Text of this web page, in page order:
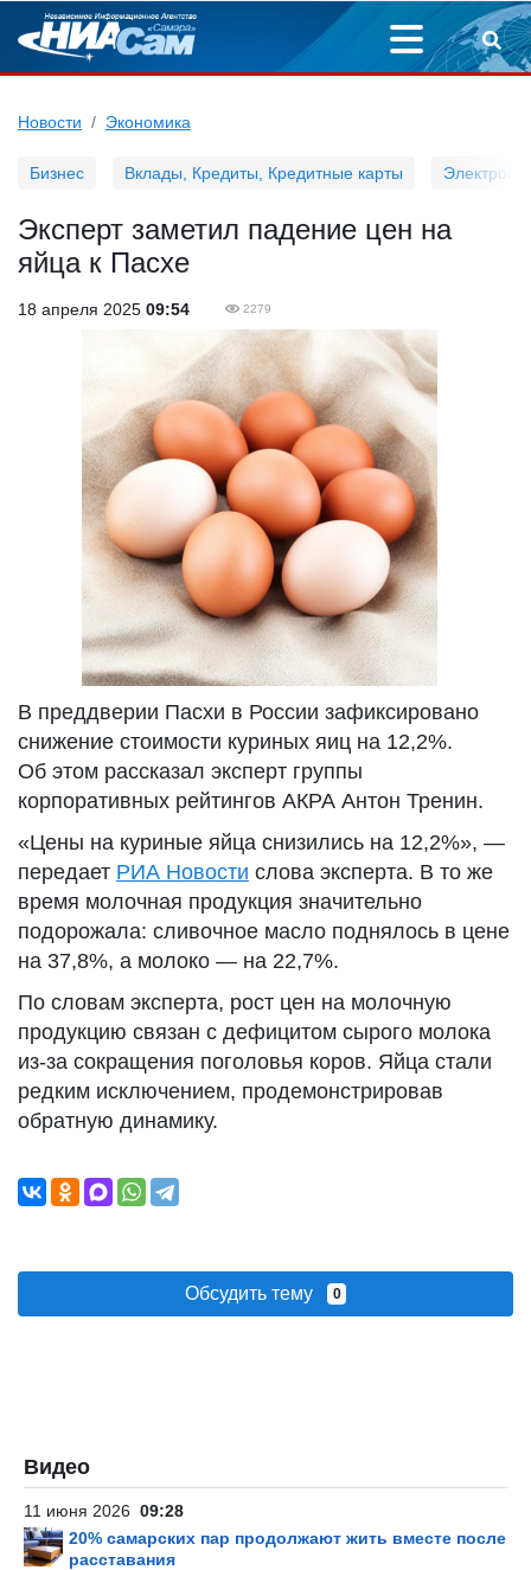
Новости Экономика
Бизнес Вклады, Кредиты, Кредитные карты
Эксперт заметил падение цен на
яйца к Пасхе
18 апреля 2025 09:54 2279
В преддверии Пасхи в России зафиксировано
снижение стоимости куриных яиц на 12,2%.
Об этом рассказал эксперт группы
корпоративных рейтингов АКРА Антон Тренин.
«Цены на куриные яйца снизились на 12,2%», —
передает РИА Новости слова эксперта. В то же
время молочная продукция значительно
подорожала: сливочное масло поднялось в цене
на 37,8%, а молоко — на 22,7%.
По словам эксперта, рост цен на молочную
продукцию связан с дефицитом сырого молока
из-за сокращения поголовья коров. Яйца стали
редким исключением, продемонстрировав
обратную динамику.
Обсудить тему 0
Видео
11 июня 2026 09:28
20% самарских пар продолжают жить вместе после
расставания